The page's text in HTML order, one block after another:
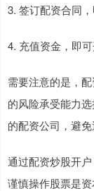
3. 签订配资合同
4. 充值资金，即可
需要注意的是，
的风险承受能力
的配资公司，避免
通过配资炒股开
谨慎操作股票是